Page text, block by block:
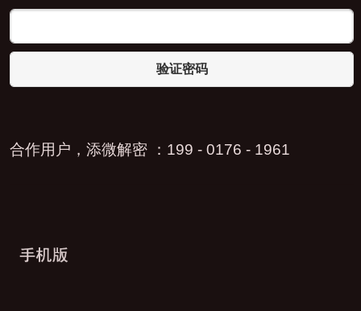
验证密码
合作用户，添微解密 ：199 - 0176 - 1961